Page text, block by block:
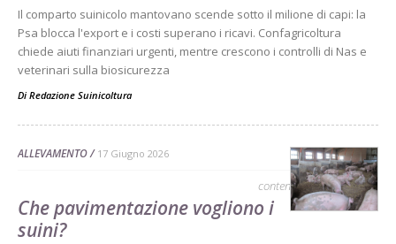
Il comparto suinicolo mantovano scende sotto il milione di capi: la
Psa blocca l'export e i costi superano i ricavi. Confagricoltura
chiede aiuti finanziari urgenti, mentre crescono i controlli di Nas e
veterinari sulla biosicurezza
Di Redazione Suinicoltura
ALLEVAMENTO 17 Giugno 2026
contenuto sponsorizzato
Che pavimentazione vogliono i
suini?